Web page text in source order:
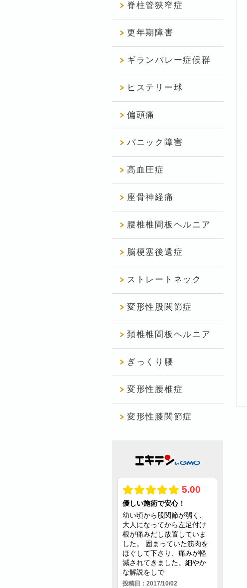
脊柱管狭窄症
更年期障害
ギランバレー症候群
ヒステリー球
偏頭痛
パニック障害
高血圧症
座骨神経痛
腰椎椎間板ヘルニア
脳梗塞後遺症
ストレートネック
変形性股関節症
頚椎椎間板ヘルニア
ぎっくり腰
変形性腰椎症
変形性膝関節症